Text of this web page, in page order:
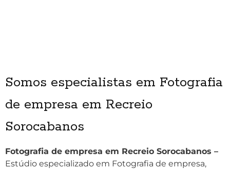
Somos especialistas em Fotografia
de empresa em Recreio
Sorocabanos
Fotografia de empresa em Recreio Sorocabanos –
Estúdio especializado em Fotografia de empresa,